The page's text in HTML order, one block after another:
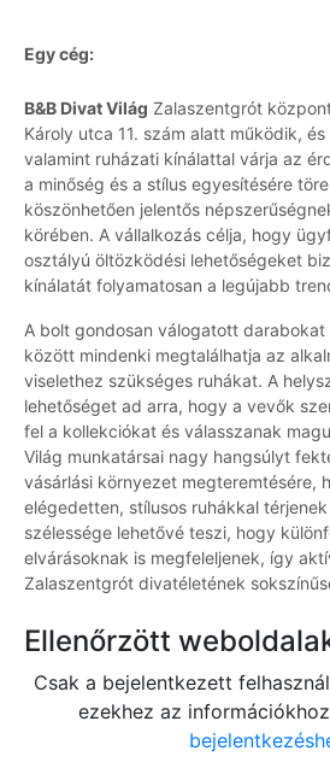
Egy cég:
B&B Divat Világ Zalaszentgrót
Károly utca 11. szám alatt működik,
valamint ruházati kínálattal várja az
a minőség és a stílus egyesítésére
köszönhetően jelentős
körében. A vállalkozás célja, hogy
osztályú öltözködési lehetőségeket
kínálatát folyamatosan a legújabb
A bolt gondosan válogatott darabokat
között mindenki megtalálhatja az
viselethez szükséges ruhákat. A
lehetőséget ad arra, hogy a vevők
fel a kollekciókat és válasszanak
Világ munkatársai nagy hangsúlyt
vásárlási környezet megteremtésére,
elégedetten, stílusos ruhákkal
szélessége lehetővé teszi, hogy
elvárásoknak is megfeleljenek, így
Zalaszentgrót divatéletének
Ellenőrzött
Csak a bejelentkezett
ezekhez az